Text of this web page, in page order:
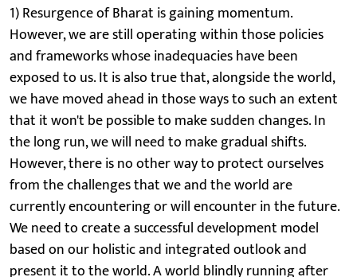
1) Resurgence of Bharat is gaining momentum.
However, we are still operating within those policies
and frameworks whose inadequacies have been
exposed to us. It is also true that, alongside the world,
we have moved ahead in those ways to such an extent
that it won't be possible to make sudden changes. In
the long run, we will need to make gradual shifts.
However, there is no other way to protect ourselves
from the challenges that we and the world are
currently encountering or will encounter in the future.
We need to create a successful development model
based on our holistic and integrated outlook and
present it to the world. A world blindly running after